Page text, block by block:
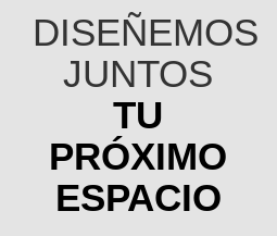
DISEÑEMOS
JUNTOS
TU
PRÓXIMO
ESPACIO